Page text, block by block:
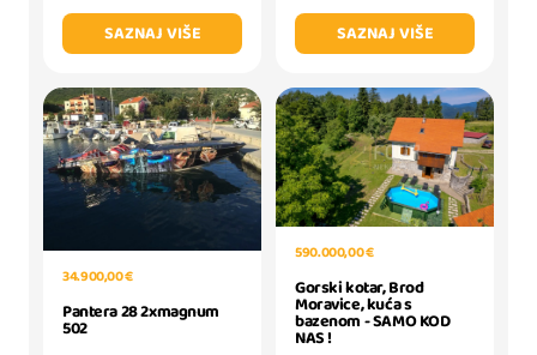
SAZNAJ VIŠE
SAZNAJ VIŠE
34.900,00 €
Pantera 28 2xmagnum
502
590.000,00 €
Gorski kotar, Brod
Moravice, kuća s
bazenom - SAMO KOD
NAS !